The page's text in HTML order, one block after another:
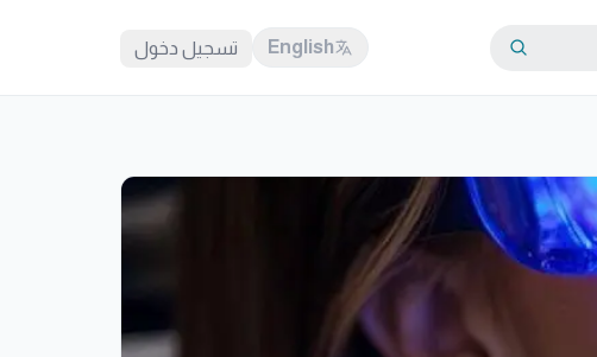
English تسجيل دخول